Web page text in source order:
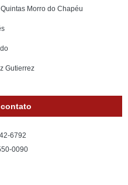
Morro do Chapéu
Gutierrez
contato
6792
0090